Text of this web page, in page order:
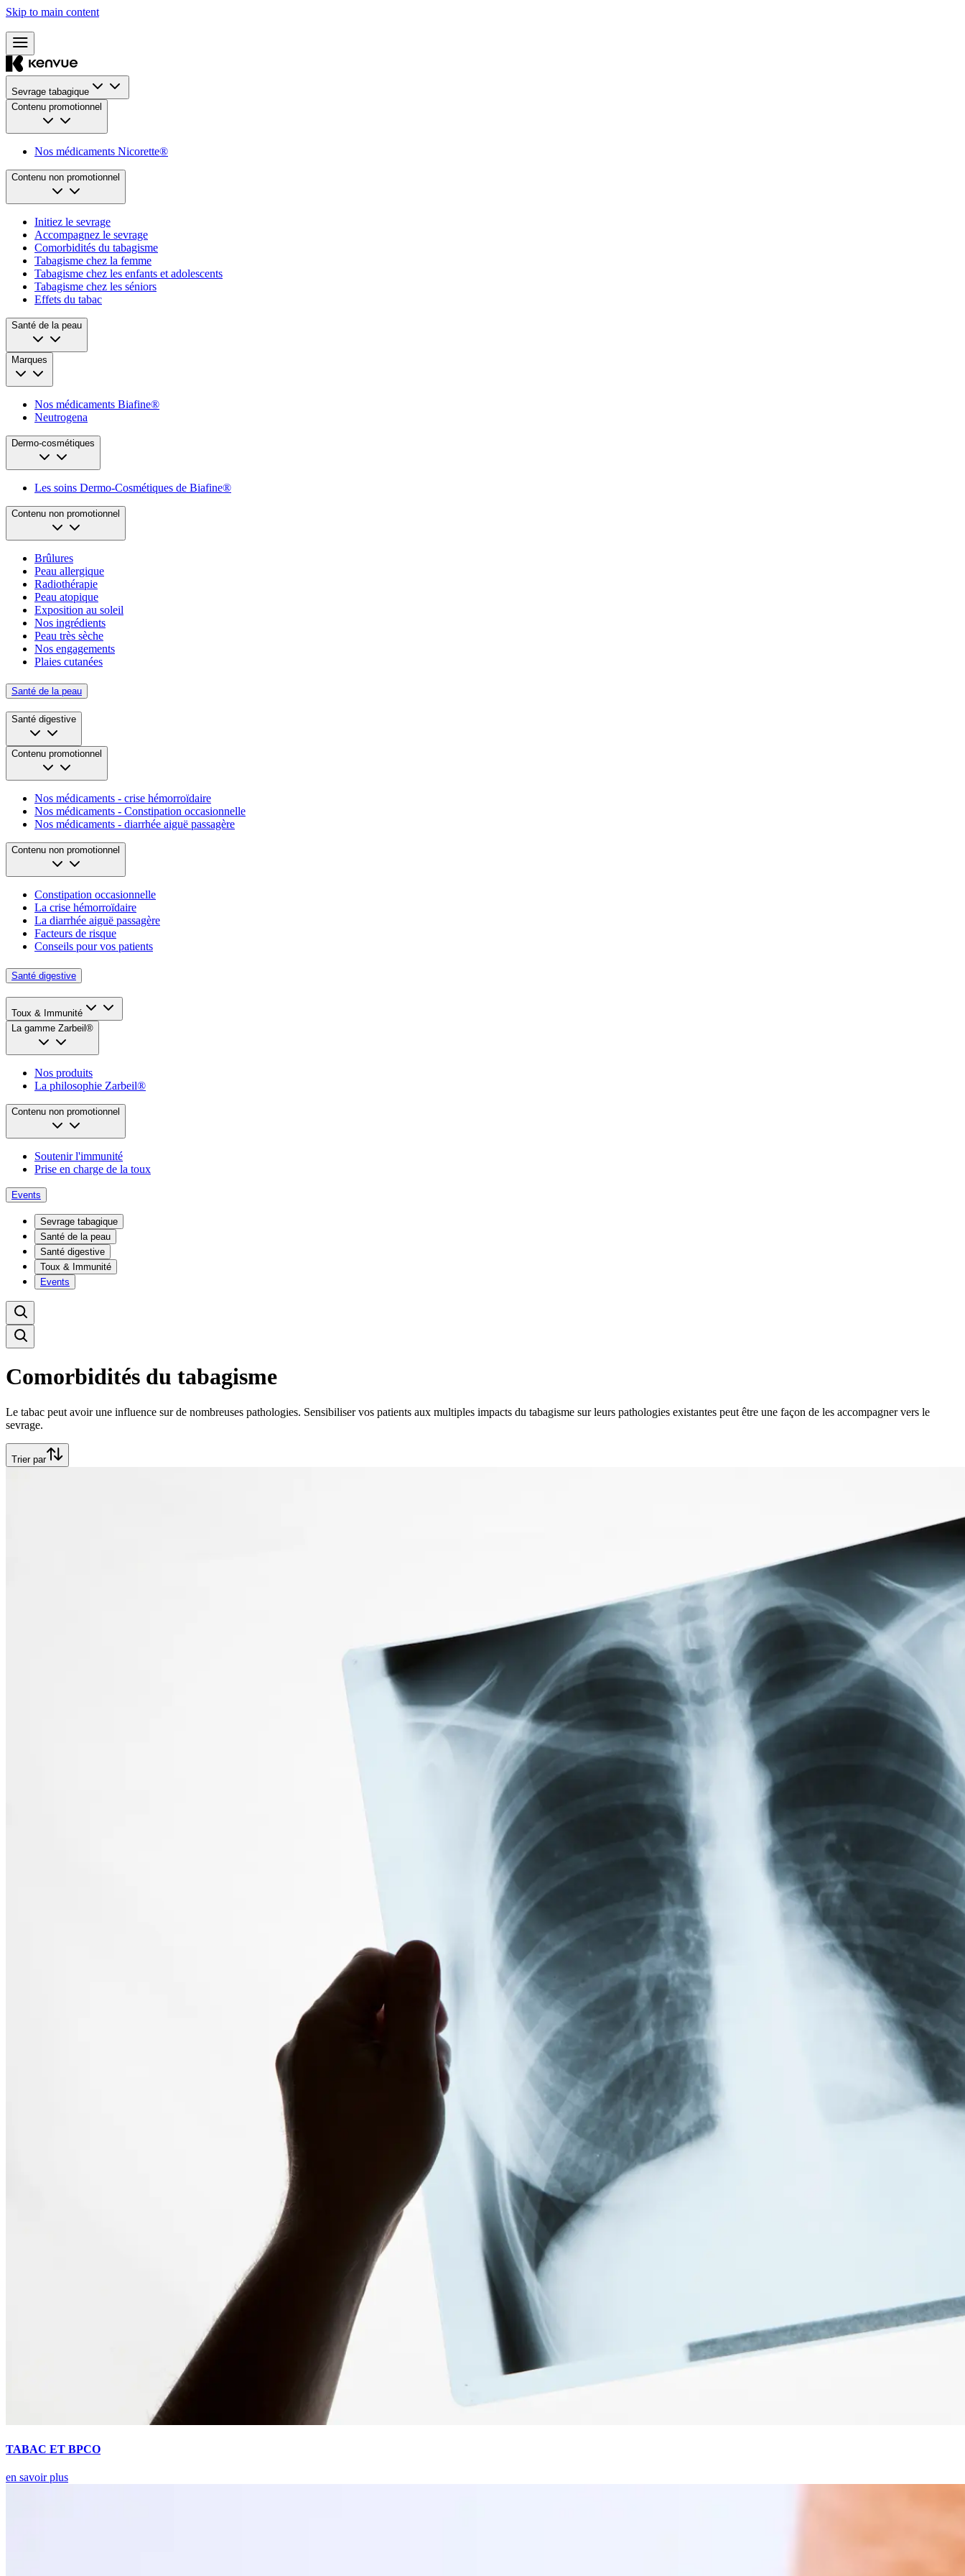
Skip to main content
Sevrage tabagique
Contenu promotionnel
Nos médicaments Nicorette®
Contenu non promotionnel
Initiez le sevrage
Accompagnez le sevrage
Comorbidités du tabagisme
Tabagisme chez la femme
Tabagisme chez les enfants et adolescents
Tabagisme chez les séniors
Effets du tabac
Santé de la peau
Marques
Nos médicaments Biafine®
Neutrogena
Dermo-cosmétiques
Les soins Dermo-Cosmétiques de Biafine®
Contenu non promotionnel
Brûlures
Peau allergique
Radiothérapie
Peau atopique
Exposition au soleil
Nos ingrédients
Peau très sèche
Nos engagements
Plaies cutanées
Santé de la peau
Santé digestive
Contenu promotionnel
Nos médicaments - crise hémorroïdaire
Nos médicaments - Constipation occasionnelle
Nos médicaments - diarrhée aiguë passagère
Contenu non promotionnel
Constipation occasionnelle
La crise hémorroïdaire
La diarrhée aiguë passagère
Facteurs de risque
Conseils pour vos patients
Santé digestive
Toux & Immunité
La gamme Zarbeil®
Nos produits
La philosophie Zarbeil®
Contenu non promotionnel
Soutenir l'immunité
Prise en charge de la toux
Events
Sevrage tabagique
Santé de la peau
Santé digestive
Toux & Immunité
Events
Comorbidités du tabagisme
Le tabac peut avoir une influence sur de nombreuses pathologies. Sensibiliser vos patients aux multiples impacts du tabagisme sur leurs pathologies existantes peut être une façon de les accompagner vers le
sevrage.
Trier par
TABAC ET BPCO
en savoir plus